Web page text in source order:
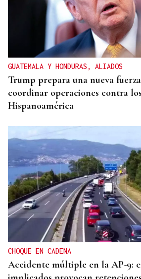
GUATEMALA Y HONDURAS, ALIADOS
Trump prepara una nueva
coordinar operaciones contra
Hispanoamérica
CHOQUE EN CADENA
Accidente múltiple en la AP-9: